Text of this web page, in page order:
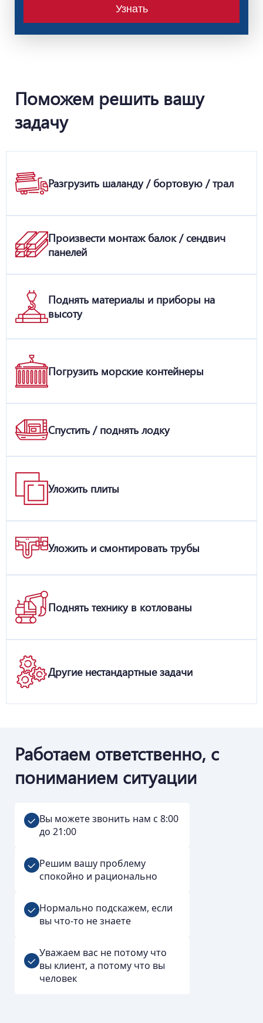
Узнать
Поможем решить вашу
задачу
Разгрузить шаланду / бортовую / трал
Произвести монтаж балок / сендвич
панелей
Поднять материалы и приборы на
высоту
Погрузить морские контейнеры
Спустить / поднять лодку
Уложить плиты
Уложить и смонтировать трубы
Поднять технику в котлованы
Другие нестандартные задачи
Работаем ответственно, с
пониманием ситуации
Вы можете звонить нам с 8:00
до 21:00
Решим вашу проблему
спокойно и рационально
Нормально подскажем, если
вы что-то не знаете
Уважаем вас не потому что
вы клиент, а потому что вы
человек